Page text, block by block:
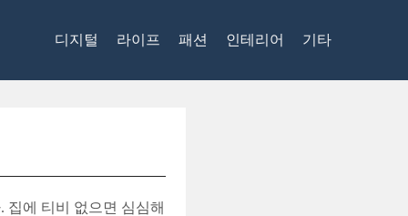
디지털 라이프 패션 인테리어 기타
집에 티비 없으면 심심해